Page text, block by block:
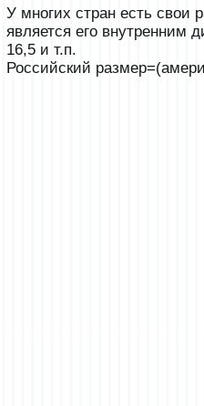
У многих стран есть свои
является его внутренним
16,5 и т.п.
Российский